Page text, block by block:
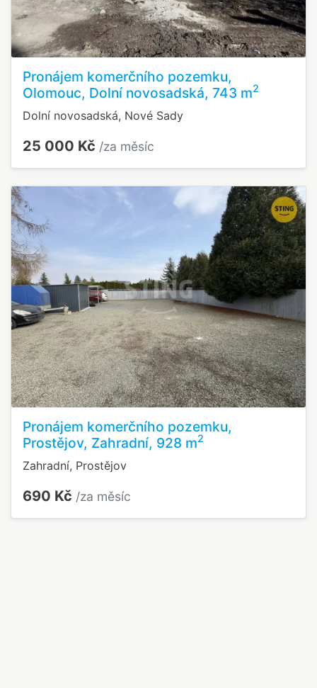
Pronájem komerčního pozemku,
Olomouc, Dolní novosadská, 743 m2
Dolní novosadská, Nové Sady
25 000 Kč /za měsíc
Pronájem komerčního pozemku,
Prostějov, Zahradní, 928 m2
Zahradní, Prostějov
690 Kč /za měsíc